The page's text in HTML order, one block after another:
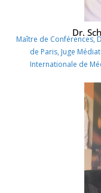
Dr.
Maître de Conférences,
de Paris, Juge
Internationale de